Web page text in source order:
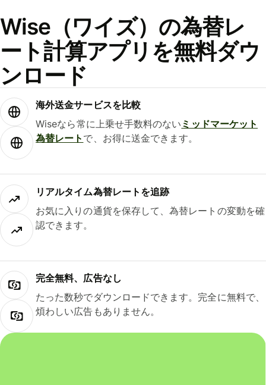
Wise（ワイズ）の為替レ
ート計算アプリを無料ダウ
ンロード
海外送金サービスを比較
Wiseなら常に上乗せ手数料のない ミッドマーケット
為替レート で、お得に送金できます。
リアルタイム為替レートを追跡
お気に入りの通貨を保存して、為替レートの変動を確
認できます。
完全無料、広告なし
たった数秒でダウンロードできます。完全に無料で、
煩わしい広告もありません。